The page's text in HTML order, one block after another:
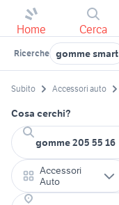
Home Cerca
Ricerche gomme smart
Subito Accessori auto
Cosa cerchi?
Accessori
Auto